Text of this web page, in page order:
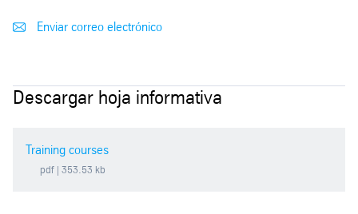
Enviar correo electrónico
Descargar hoja informativa
Training courses
pdf | 353.53 kb